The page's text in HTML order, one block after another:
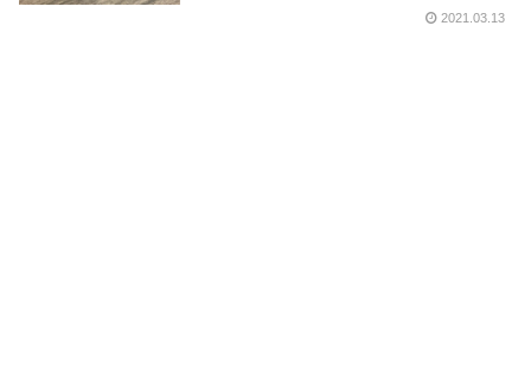
2021.03.13